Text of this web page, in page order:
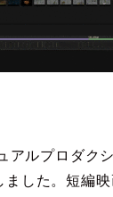
アルプロダク
した。短編